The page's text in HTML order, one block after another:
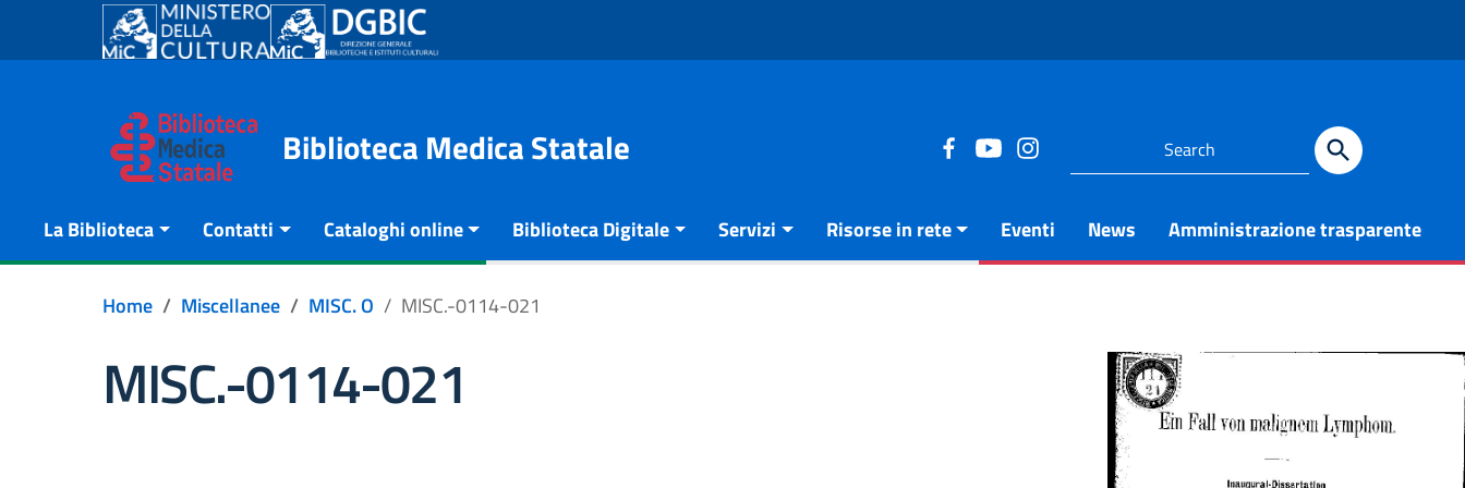
Go to content
Go to the navigation menu
Biblioteca Medica Statale
La Biblioteca Contatti Cataloghi online Biblioteca Digitale Servizi Risorse in rete Eventi News Amministrazione trasparente
Home Miscellanee MISC. O MISC.-0114-021
MISC.-0114-021